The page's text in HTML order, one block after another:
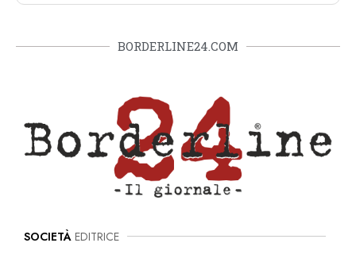
BORDERLINE24.COM
SOCIETÀ EDITRICE